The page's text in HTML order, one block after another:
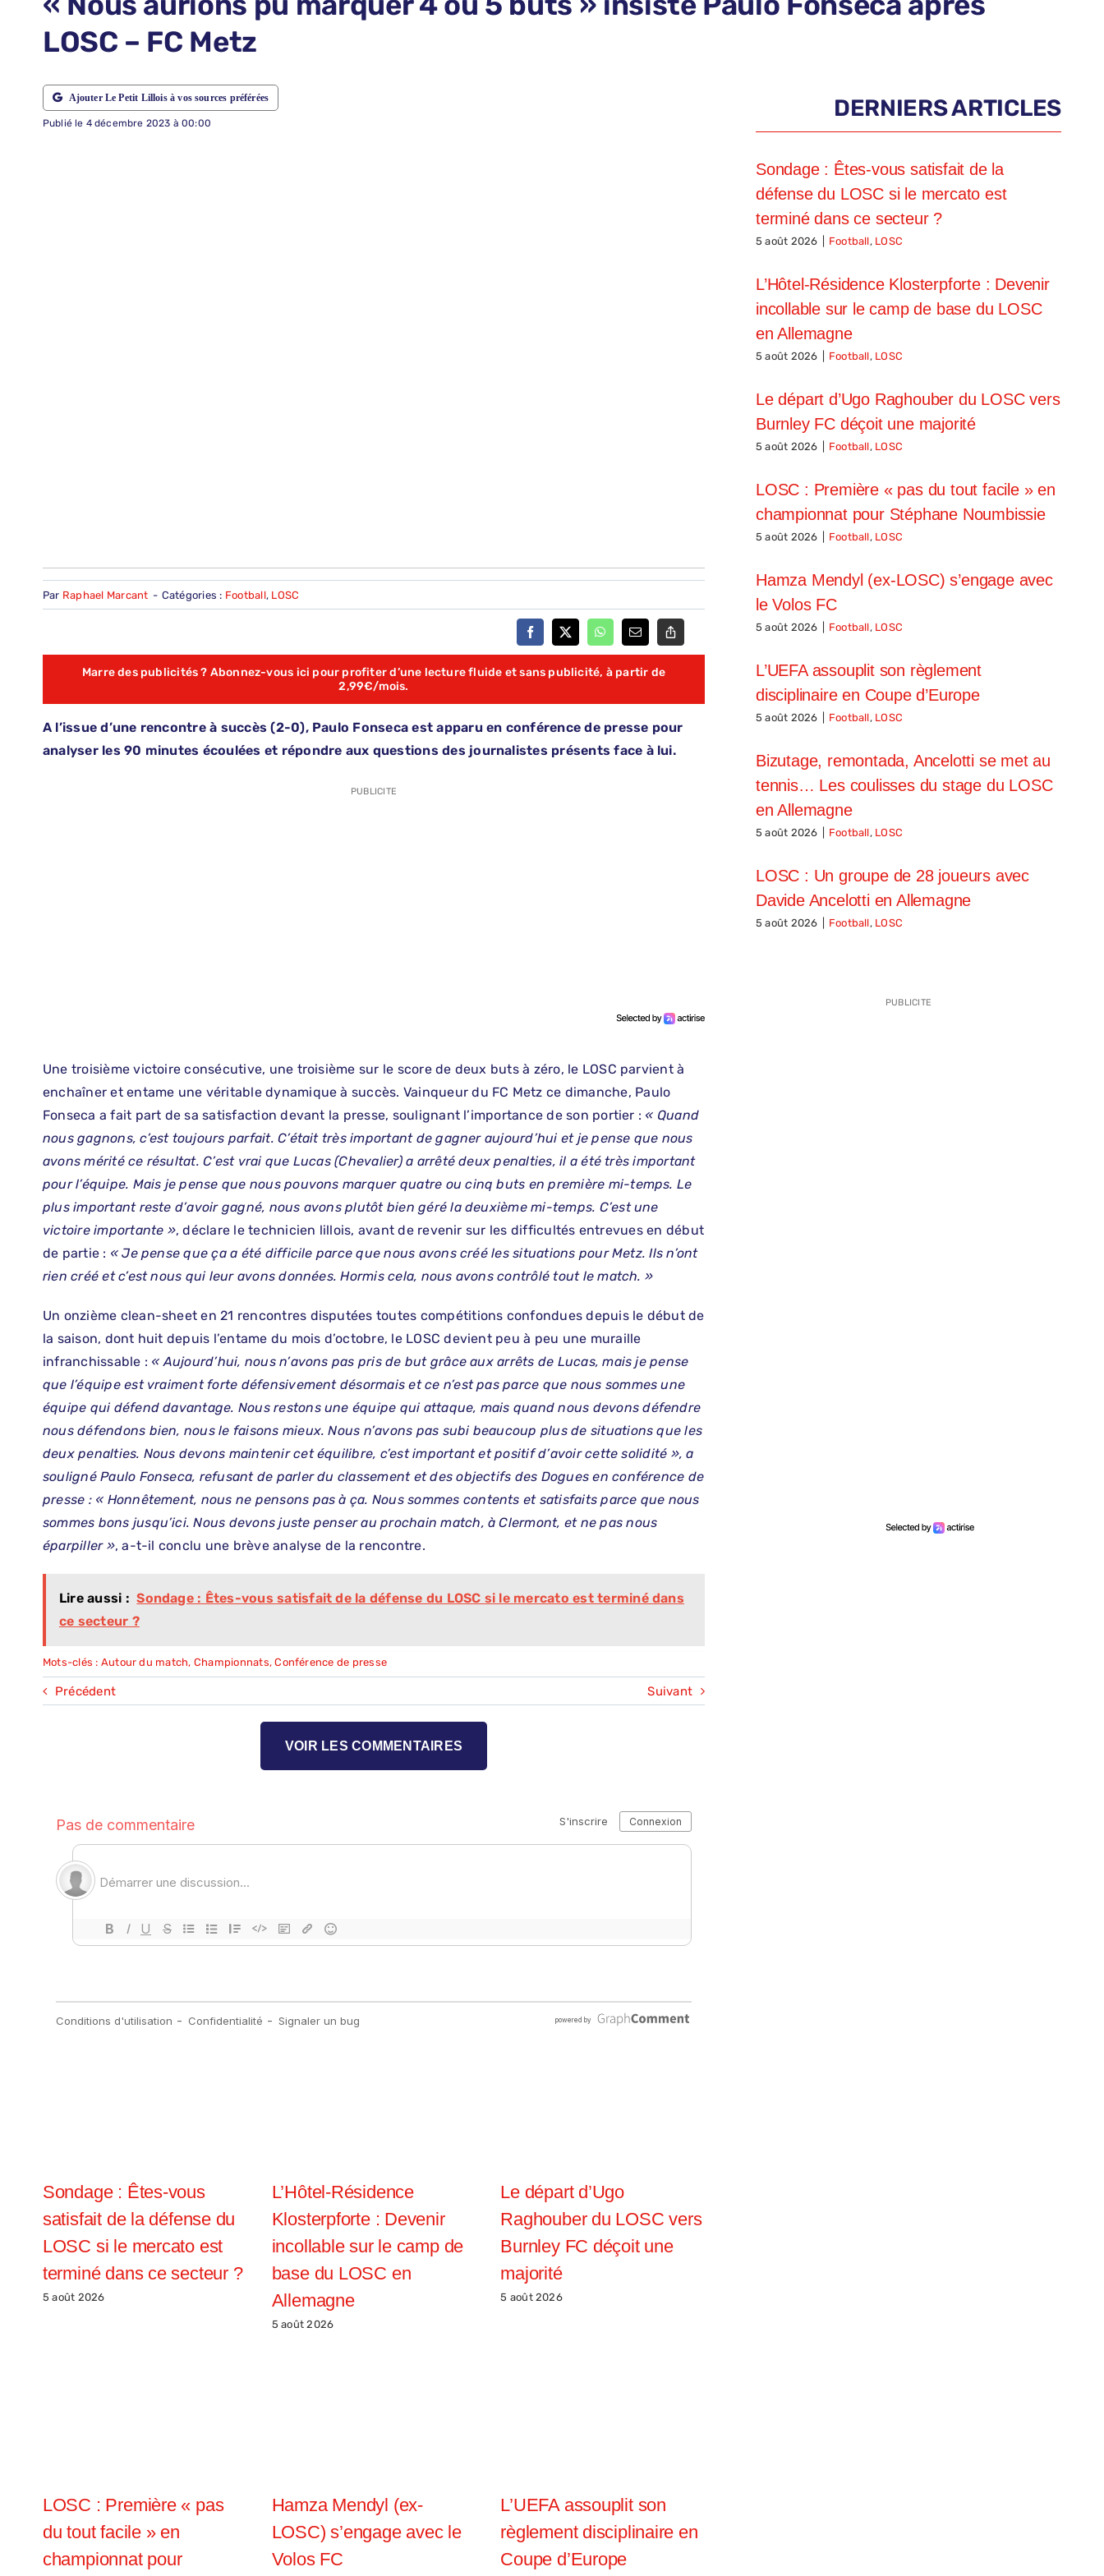
ABONNEMENTS
LOSC – FC Metz
Ajouter Le Petit Lillois à vos sources préférées
Publié le 4 décembre 2023 à 00:00
Par Raphael Marcant - Catégories : Football, LOSC
Marre des publicités ? Abonnez-vous ici pour profiter d’une lecture fluide et sans publicité, à partir de
2,99€/mois.
A l’issue d’une rencontre à succès (2-0), Paulo Fonseca est apparu en conférence de presse pour
analyser les 90 minutes écoulées et répondre aux questions des journalistes présents face à lui.
PUBLICITE
Une troisième victoire consécutive, une troisième sur le score de deux buts à zéro, le LOSC parvient à
enchaîner et entame une véritable dynamique à succès. Vainqueur du FC Metz ce dimanche, Paulo
Fonseca a fait part de sa satisfaction devant la presse, soulignant l’importance de son portier : « Quand
nous gagnons, c’est toujours parfait. C’était très important de gagner aujourd’hui et je pense que nous
avons mérité ce résultat. C’est vrai que Lucas (Chevalier) a arrêté deux penalties, il a été très important
pour l’équipe. Mais je pense que nous pouvons marquer quatre ou cinq buts en première mi-temps. Le
plus important reste d’avoir gagné, nous avons plutôt bien géré la deuxième mi-temps. C’est une
victoire importante », déclare le technicien lillois, avant de revenir sur les difficultés entrevues en début
de partie : « Je pense que ça a été difficile parce que nous avons créé les situations pour Metz. Ils n’ont
rien créé et c’est nous qui leur avons données. Hormis cela, nous avons contrôlé tout le match. »
Un onzième clean-sheet en 21 rencontres disputées toutes compétitions confondues depuis le début de
la saison, dont huit depuis l’entame du mois d’octobre, le LOSC devient peu à peu une muraille
infranchissable : « Aujourd’hui, nous n’avons pas pris de but grâce aux arrêts de Lucas, mais je pense
que l’équipe est vraiment forte défensivement désormais et ce n’est pas parce que nous sommes une
équipe qui défend davantage. Nous restons une équipe qui attaque, mais quand nous devons défendre
nous défendons bien, nous le faisons mieux. Nous n’avons pas subi beaucoup plus de situations que les
deux penalties. Nous devons maintenir cet équilibre, c’est important et positif d’avoir cette solidité », a
souligné Paulo Fonseca, refusant de parler du classement et des objectifs des Dogues en conférence de
presse : « Honnêtement, nous ne pensons pas à ça. Nous sommes contents et satisfaits parce que nous
sommes bons jusqu’ici. Nous devons juste penser au prochain match, à Clermont, et ne pas nous
éparpiller », a-t-il conclu une brève analyse de la rencontre.
Lire aussi : Sondage : Êtes-vous satisfait de la défense du LOSC si le mercato est terminé dans
ce secteur ?
Mots-clés : Autour du match, Championnats,Conférence de presse
Précédent Suivant
VOIR LES COMMENTAIRES
Sondage : Êtes-vous
satisfait de la défense du
LOSC si le mercato est
terminé dans ce secteur ?
5 août 2026
L’Hôtel-Résidence
Klosterpforte : Devenir
incollable sur le camp de
base du LOSC en
Allemagne
5 août 2026
Le départ d’Ugo
Raghouber du LOSC vers
Burnley FC déçoit une
majorité
5 août 2026
LOSC : Première « pas
du tout facile » en
championnat pour
Hamza Mendyl (ex-
LOSC) s’engage avec le
Volos FC
L’UEFA assouplit son
règlement disciplinaire en
Coupe d’Europe
DERNIERS ARTICLES
Sondage : Êtes-vous satisfait de la
défense du LOSC si le mercato est
terminé dans ce secteur ?
5 août 2026 Football, LOSC
L’Hôtel-Résidence Klosterpforte : Devenir
incollable sur le camp de base du LOSC
en Allemagne
5 août 2026 Football, LOSC
Le départ d’Ugo Raghouber du LOSC vers
Burnley FC déçoit une majorité
5 août 2026 Football, LOSC
LOSC : Première « pas du tout facile » en
championnat pour Stéphane Noumbissie
5 août 2026 Football, LOSC
Hamza Mendyl (ex-LOSC) s’engage avec
le Volos FC
5 août 2026 Football, LOSC
L’UEFA assouplit son règlement
disciplinaire en Coupe d’Europe
5 août 2026 Football, LOSC
Bizutage, remontada, Ancelotti se met au
tennis… Les coulisses du stage du LOSC
en Allemagne
5 août 2026 Football, LOSC
LOSC : Un groupe de 28 joueurs avec
Davide Ancelotti en Allemagne
5 août 2026 Football, LOSC
PUBLICITE